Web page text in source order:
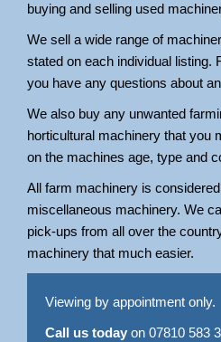
buying and selling used
We sell a wide range of
stated on each individual listing.
you have any questions about
We also buy any unwanted
horticultural machinery that you
on the machines age, type and
All farm machinery is
miscellaneous machinery. We
pick-ups from all over the
machinery that much easier.
Viewing by appointment only.
Call us today on 07810 583